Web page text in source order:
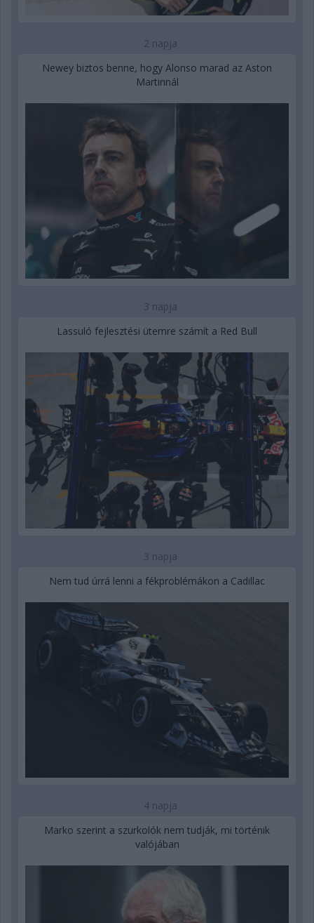
2 napja
Newey biztos benne, hogy Alonso marad az Aston
Martinnál
3 napja
Lassuló fejlesztési ütemre számít a Red Bull
3 napja
Nem tud úrrá lenni a fékproblémákon a Cadillac
4 napja
Marko szerint a szurkolók nem tudják, mi történik
valójában